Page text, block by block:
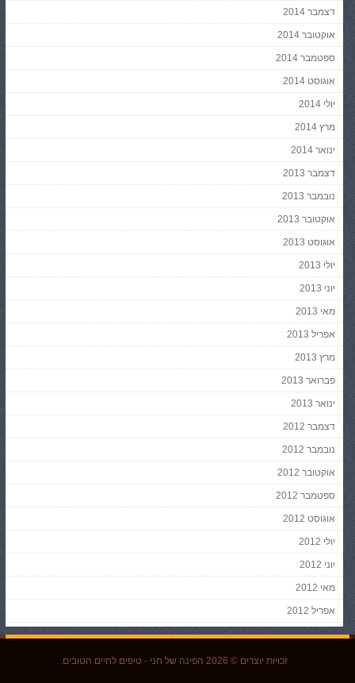
דצמבר 2014
אוקטובר 2014
ספטמבר 2014
אוגוסט 2014
יולי 2014
מרץ 2014
ינואר 2014
דצמבר 2013
נובמבר 2013
אוקטובר 2013
אוגוסט 2013
יולי 2013
יוני 2013
מאי 2013
אפריל 2013
מרץ 2013
פברואר 2013
ינואר 2013
דצמבר 2012
נובמבר 2012
אוקטובר 2012
ספטמבר 2012
אוגוסט 2012
יולי 2012
יוני 2012
מאי 2012
אפריל 2012
זכויות יוצרים © 2026 הפינה של חני - טיפים לחיים הטובים.